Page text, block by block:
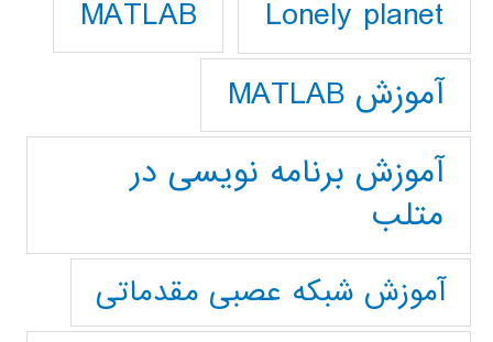
Lonely planet
MATLAB
آموزش MATLAB
آموزش برنامه نویسی در
متلب
آموزش شبکه عصبی مقدماتی